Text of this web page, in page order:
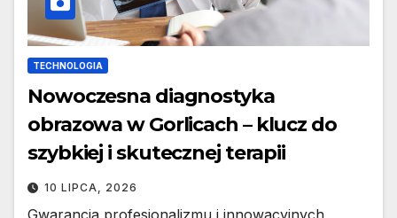
TECHNOLOGIA
Nowoczesna diagnostyka
obrazowa w Gorlicach – klucz do
szybkiej i skutecznej terapii
10 LIPCA, 2026
Gwarancja profesjonalizmu i innowacyjnych